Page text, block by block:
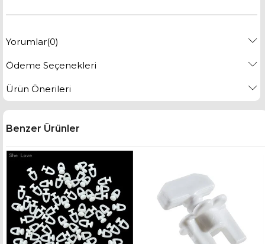
Yorumlar(0)
Ödeme Seçenekleri
Ürün Önerileri
Benzer Ürünler